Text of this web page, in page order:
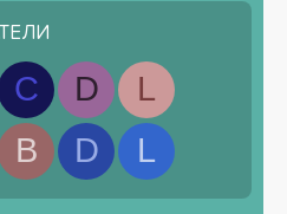
С D
L
B D L